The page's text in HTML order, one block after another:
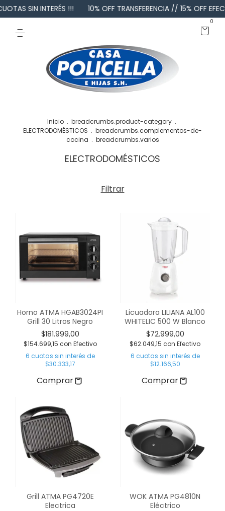
SIN INTERÉS !!! 10% OFF TRANSFERENCIA // 15% OFF
0
Inicio . breadcrumbs.product-category .
ELECTRODOMÉSTICOS . breadcrumbs.complementos-de-
cocina . breadcrumbs.varios
ELECTRODOMÉSTICOS
Filtrar
Horno ATMA HGAB3024PI
Grill 30 Litros Negro
$181.999,00
$154.699,15 con Efectivo
6 cuotas sin interés de
$30.333,17
Licuadora LILIANA AL100
WHITELIC 500 W Blanco
$72.999,00
$62.049,15 con Efectivo
6 cuotas sin interés de
$12.166,50
Grill ATMA PG4720E
Electrica
WOK ATMA PG4810N
Eléctrico